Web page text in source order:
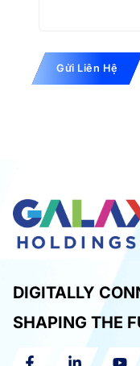
Gửi Liên Hệ
DIGITALLY
SHAPING THE